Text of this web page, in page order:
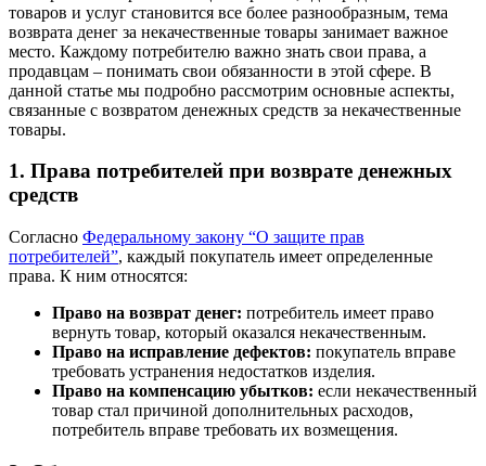
товаров и услуг становится все более разнообразным, тема
возврата денег за некачественные товары занимает важное
место. Каждому потребителю важно знать свои права, а
продавцам – понимать свои обязанности в этой сфере. В
данной статье мы подробно рассмотрим основные аспекты,
связанные с возвратом денежных средств за некачественные
товары.
1. Права потребителей при возврате денежных
средств
Согласно Федеральному закону “О защите прав
потребителей”, каждый покупатель имеет определенные
права. К ним относятся:
Право на возврат денег: потребитель имеет право
вернуть товар, который оказался некачественным.
Право на исправление дефектов: покупатель вправе
требовать устранения недостатков изделия.
Право на компенсацию убытков: если некачественный
товар стал причиной дополнительных расходов,
потребитель вправе требовать их возмещения.